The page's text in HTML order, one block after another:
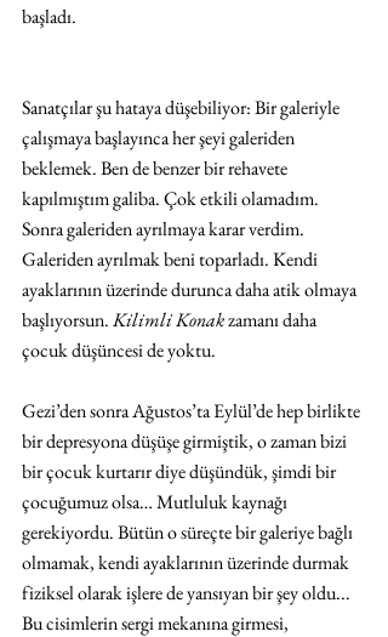
başladı.
Sanatçılar şu hataya düşebiliyor: Bir galeriyle
çalışmaya başlayınca her şeyi galeriden
beklemek. Ben de benzer bir rehavete
kapılmıştım galiba. Çok etkili olamadım.
Sonra galeriden ayrılmaya karar verdim.
Galeriden ayrılmak beni toparladı. Kendi
ayaklarının üzerinde durunca daha atik olmaya
başlıyorsun. Kilimli Konak zamanı daha
çocuk düşüncesi de yoktu.
Gezi’den sonra Ağustos’ta Eylül’de hep birlikte
bir depresyona düşüşe girmiştik, o zaman bizi
bir çocuk kurtarır diye düşündük, şimdi bir
çocuğumuz olsa… Mutluluk kaynağı
gerekiyordu. Bütün o süreçte bir galeriye bağlı
olmamak, kendi ayaklarının üzerinde durmak
fiziksel olarak işlere de yansıyan bir şey oldu...
Bu cisimlerin sergi mekanına girmesi,